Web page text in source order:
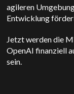
agileren
Entwicklung
Jetzt werden die
OpenAI finanziell
sein.